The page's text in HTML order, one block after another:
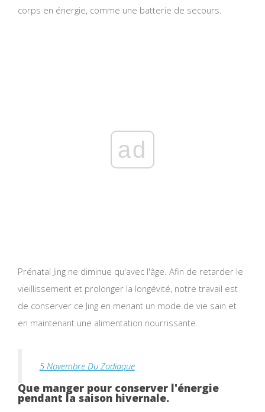
corps en énergie, comme une batterie de secours.
ad
Prénatal Jing ne diminue qu'avec l'âge. Afin de retarder le
vieillissement et prolonger la longévité, notre travail est
de conserver ce Jing en menant un mode de vie sain et
en maintenant une alimentation nourrissante.
5 Novembre Du Zodiaque
Que manger pour conserver l'énergie
pendant la saison hivernale.